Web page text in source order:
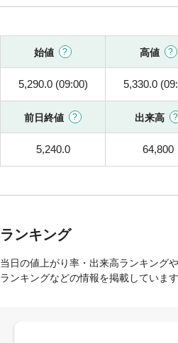
始値 高値
5,290.0 (09:00) 5,330.0
前日終値 出来高
5,240.0 64,800
ランキング
当日の値上がり率・出来高ランキング
ランキングなどの情報を掲載しています